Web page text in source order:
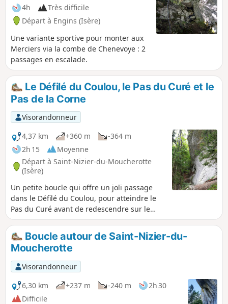
4h
Très difficile
Départ à Engins (Isère)
Une variante sportive pour monter aux
Merciers via la combe de Chenevoye : 2
passages en escalade.
Le Défilé du Coulou, le Pas du Curé et le
Pas de la Corne
Visorandonneur
4,37 km
+360 m
-364 m
2h 15
Moyenne
Départ à Saint-Nizier-du-Moucherotte
(Isère)
Un petite boucle qui offre un joli passage
dans le Défilé du Coulou, pour atteindre le
Pas du Curé avant de redescendre sur le
barrage d'Engins puis, en longeant le Furon,
d'atteindre la montée du Pas de la Corne en
empruntant le GR®9. Attention, présence de
passages plutôt techniques dans le défilé du
coulou avec et sans mains-courantes. Soyez
très vigilants Impossibilité de faire la boucle,
voir les avis
Boucle autour de Saint-Nizier-du-
Moucherotte
Visorandonneur
6,30 km
+237 m -240 m
2h 30
Difficile